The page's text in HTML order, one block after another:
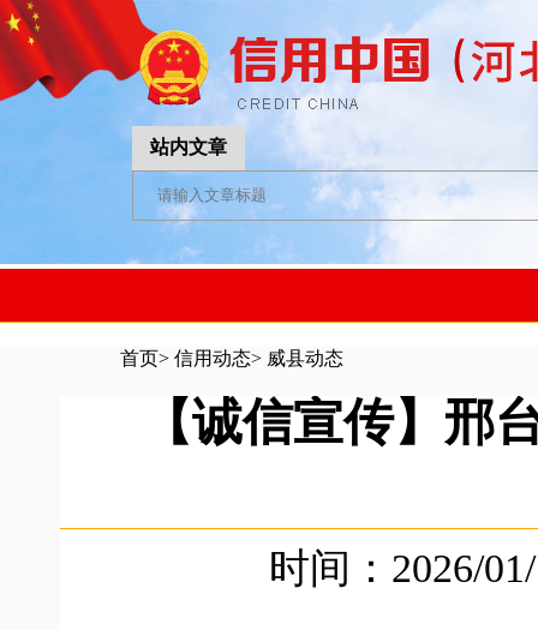
站内文章
首页> 信用动态> 威县动态
【诚信宣传】邢
时间：2026/